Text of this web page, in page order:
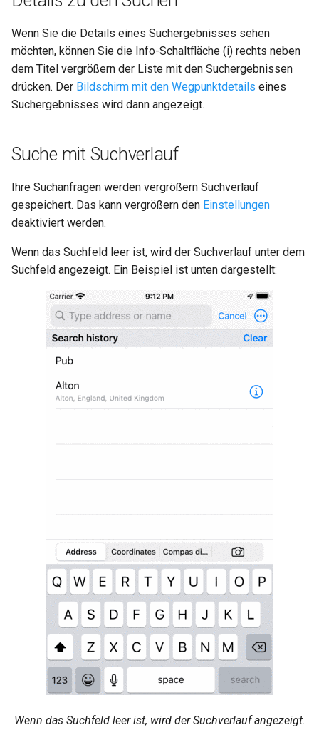
Wenn Sie die Details eines Suchergebnisses sehen
möchten, können Sie die Info-Schaltfläche (i) rechts neben
dem Titel vergrößern der Liste mit den Suchergebnissen
drücken. Der Bildschirm mit den Wegpunktdetails eines
Suchergebnisses wird dann angezeigt.
Suche mit Suchverlauf
Ihre Suchanfragen werden vergrößern Suchverlauf
gespeichert. Das kann vergrößern den Einstellungen
deaktiviert werden.
Wenn das Suchfeld leer ist, wird der Suchverlauf unter dem
Suchfeld angezeigt. Ein Beispiel ist unten dargestellt:
Wenn das Suchfeld leer ist, wird der Suchverlauf angezeigt.